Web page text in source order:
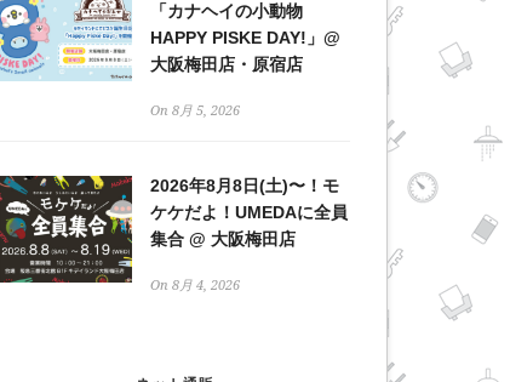
「カナヘイの小動物
HAPPY PISKE DAY!」@
大阪梅田店・原宿店
On 8月 5, 2026
2026年8月8日(土)〜！モ
ケケだよ！UMEDAに全員
集合 @ 大阪梅田店
On 8月 4, 2026